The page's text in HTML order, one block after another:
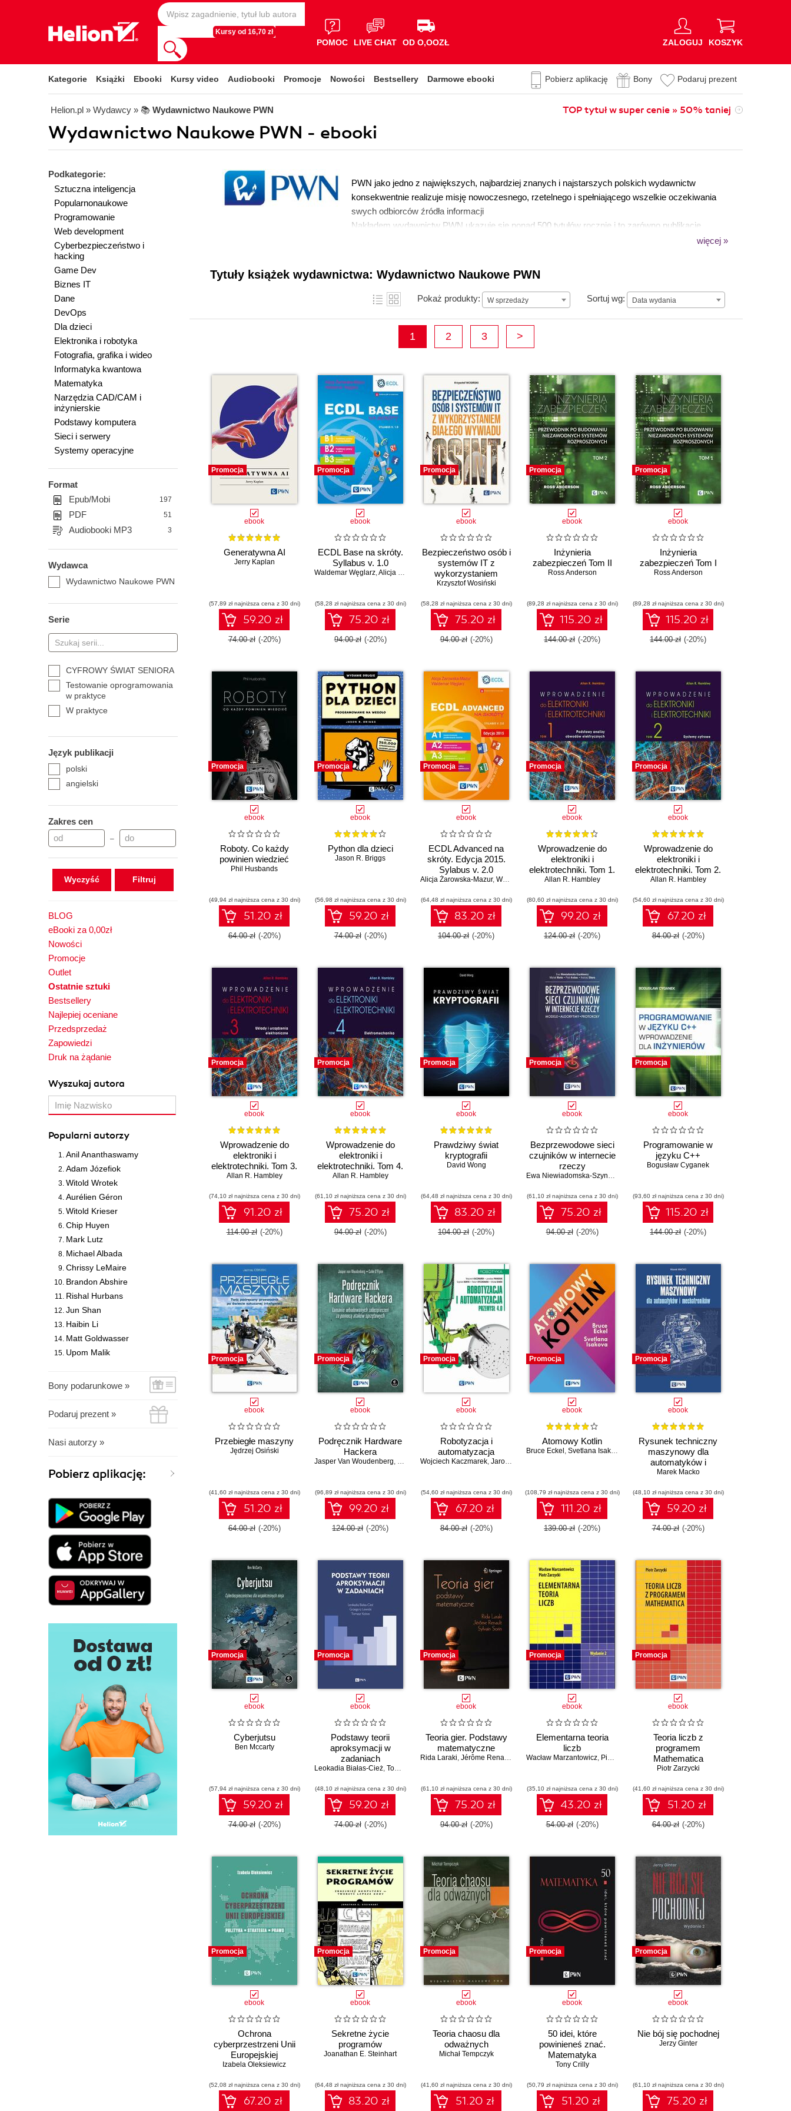
Kursy od 16,70 zł
POMOC LIVE CHAT OD O,OOZŁ ZALOGUJ KOSZYK
Kategorie Książki Ebooki Kursy video Audiobooki Promocje Nowości Bestsellery Darmowe ebooki Pobierz aplikację Bony Podaruj prezent
Helion.pl » Wydawcy » 📚 Wydawnictwo Naukowe PWN TOP tytuł w super cenie » 50% taniej
Wydawnictwo Naukowe PWN - ebooki
Podkategorie:
Sztuczna inteligencja
Popularnonaukowe
Programowanie
Web development
Cyberbezpieczeństwo i
hacking
Game Dev
Biznes IT
Dane
DevOps
Dla dzieci
Elektronika i robotyka
Fotografia, grafika i wideo
Informatyka kwantowa
Matematyka
Narzędzia CAD/CAM i
inżynierskie
Podstawy komputera
Sieci i serwery
Systemy operacyjne
Format
Epub/Mobi
197
PDF 51
Audiobooki MP3 3
Wydawca
Wydawnictwo Naukowe PWN
Serie
CYFROWY ŚWIAT SENIORA
Testowanie oprogramowania
w praktyce
W praktyce
Język publikacji
polski
angielski
Zakres cen
–
Wyczyść
BLOG
eBooki za 0,00zł
Nowości
Promocje
Outlet
Ostatnie sztuki
Bestsellery
Najlepiej oceniane
Przedsprzedaż
Zapowiedzi
Druk na żądanie
Wyszukaj autora
Popularni autorzy
Anil Ananthaswamy
Adam Józefiok
Witold Wrotek
Aurélien Géron
Witold Krieser
Chip Huyen
Mark Lutz
Michael Albada
Chrissy LeMaire
Brandon Abshire
Rishal Hurbans
Jun Shan
Haibin Li
Matt Goldwasser
Upom Malik
Bony podarunkowe »
Podaruj prezent »
Nasi autorzy »
Pobierz aplikację:
PWN jako jedno z największych, najbardziej znanych i najstarszych polskich wydawnictw
konsekwentnie realizuje misję nowoczesnego, rzetelnego i spełniającego wszelkie oczekiwania
swych odbiorców źródła informacji
Nakładem wydawnictw PWN ukazuje się ponad 500 tytułów rocznie i to zarówno publikacje
książkowe, jak również e-booki oraz produkty multimedialne. Wydawnictwa specjalizują się w
zarządzania, informatyki, psychologii i medycyny. Czytelnikom oferują zarówno pozycje bardzo
specjalistyczne, jak i publikacje o charakterze przekrojowym.
więcej »
Tytuły książek wydawnictwa: Wydawnictwo Naukowe PWN
Pokaż produkty: W sprzedaży Sortuj wg: Data wydania
Data wydania
1 2 3 >
Promocja
ebook
Generatywna AI
Jerry Kaplan
(57,89 zł najniższa cena z 30 dni)
59.20 zł
74.00 zł (-20%)
Promocja
ebook
ECDL Base na skróty.
Syllabus v. 1.0
Waldemar Węglarz,Alicja Żarowska-Mazur
(58,28 zł najniższa cena z 30 dni)
75.20 zł
94.00 zł (-20%)
Promocja
ebook
Bezpieczeństwo osób i
systemów IT z
wykorzystaniem
białego wywiadu
Krzysztof Wosiński
(58,28 zł najniższa cena z 30 dni)
75.20 zł
94.00 zł (-20%)
Promocja
ebook
Inżynieria
zabezpieczeń Tom II
Ross Anderson
(89,28 zł najniższa cena z 30 dni)
115.20 zł
144.00 zł (-20%)
Promocja
ebook
Inżynieria
zabezpieczeń Tom I
Ross Anderson
(89,28 zł najniższa cena z 30 dni)
115.20 zł
144.00 zł (-20%)
Promocja
ebook
Roboty. Co każdy
powinien wiedzieć
Phil Husbands
(49,94 zł najniższa cena z 30 dni)
51.20 zł
64.00 zł (-20%)
Promocja
ebook
Python dla dzieci
Jason R. Briggs
(56,98 zł najniższa cena z 30 dni)
59.20 zł
74.00 zł (-20%)
Promocja
ebook
ECDL Advanced na
skróty. Edycja 2015.
Sylabus v. 2.0
Alicja Żarowska-Mazur, Waldemar Węglarz
(64,48 zł najniższa cena z 30 dni)
83.20 zł
104.00 zł (-20%)
Promocja
ebook
Wprowadzenie do
elektroniki i
elektrotechniki. Tom 1.
Podstawy analizy
elektrycznych
Allan R. Hambley
(80,60 zł najniższa cena z 30 dni)
99.20 zł
124.00 zł (-20%)
Promocja
ebook
Wprowadzenie do
elektroniki i
elektrotechniki. Tom 2.
Systemy cyfrowe
Allan R. Hambley
(54,60 zł najniższa cena z 30 dni)
67.20 zł
84.00 zł (-20%)
Promocja
ebook
Wprowadzenie do
elektroniki i
elektrotechniki. Tom 3.
Układy i urządzenia
Allan R. Hambley
(74,10 zł najniższa cena z 30 dni)
91.20 zł
114.00 zł (-20%)
Promocja
ebook
Wprowadzenie do
elektroniki i
elektrotechniki. Tom 4.
Elektromechanika
Allan R. Hambley
(61,10 zł najniższa cena z 30 dni)
75.20 zł
94.00 zł (-20%)
Promocja
ebook
Prawdziwy świat
kryptografii
David Wong
(64,48 zł najniższa cena z 30 dni)
83.20 zł
104.00 zł (-20%)
Promocja
ebook
Bezprzewodowe sieci
czujników w internecie
rzeczy
Ewa Niewiadomska-Szynkiewicz
(61,10 zł najniższa cena z 30 dni)
75.20 zł
94.00 zł (-20%)
Promocja
ebook
Programowanie w
języku C++
Bogusław Cyganek
(93,60 zł najniższa cena z 30 dni)
115.20 zł
144.00 zł (-20%)
Promocja
ebook
Przebiegłe maszyny
Jędrzej Osiński
(41,60 zł najniższa cena z 30 dni)
51.20 zł
64.00 zł (-20%)
Promocja
ebook
Podręcznik Hardware
Hackera
Jasper Van Woudenberg, Colin O'Flynn
(96,89 zł najniższa cena z 30 dni)
99.20 zł
124.00 zł (-20%)
Promocja
ebook
Robotyzacja i
automatyzacja
Wojciech Kaczmarek, Jarosław Panasiuk
(54,60 zł najniższa cena z 30 dni)
67.20 zł
84.00 zł (-20%)
Promocja
ebook
Atomowy Kotlin
Bruce Eckel , Svetlana Isakova
(108,79 zł najniższa cena z 30 dni)
111.20 zł
139.00 zł (-20%)
Promocja
ebook
Rysunek techniczny
maszynowy dla
automatyków i
mechatroników
Marek Macko
(48,10 zł najniższa cena z 30 dni)
59.20 zł
74.00 zł (-20%)
Promocja
ebook
Cyberjutsu
Ben Mccarty
(57,94 zł najniższa cena z 30 dni)
59.20 zł
74.00 zł (-20%)
Promocja
ebook
Podstawy teorii
aproksymacji w
zadaniach
Leokadia Białas-Cież, Tomasz Kobos
(48,10 zł najniższa cena z 30 dni)
59.20 zł
74.00 zł (-20%)
Promocja
ebook
Teoria gier. Podstawy
matematyczne
Rida Laraki, Jérôme Renault Sylvain Sorin
(61,10 zł najniższa cena z 30 dni)
75.20 zł
94.00 zł (-20%)
Promocja
ebook
Elementarna teoria
liczb
Wacław Marzantowicz, Piotr Zarzycki
(35,10 zł najniższa cena z 30 dni)
43.20 zł
54.00 zł (-20%)
Promocja
ebook
Teoria liczb z
programem
Mathematica
Piotr Zarzycki
(41,60 zł najniższa cena z 30 dni)
51.20 zł
64.00 zł (-20%)
Promocja
ebook
Ochrona
cyberprzestrzeni Unii
Europejskiej
Izabela Oleksiewicz
(52,08 zł najniższa cena z 30 dni)
67.20 zł
Promocja
ebook
Sekretne życie
programów
Joanathan E. Steinhart
(64,48 zł najniższa cena z 30 dni)
83.20 zł
Promocja
ebook
Teoria chaosu dla
odważnych
Michał Tempczyk
(41,60 zł najniższa cena z 30 dni)
51.20 zł
Promocja
ebook
50 idei, które
powinieneś znać.
Matematyka
Tony Crilly
(50,79 zł najniższa cena z 30 dni)
51.20 zł
Promocja
ebook
Nie bój się pochodnej
Jerzy Ginter
(61,10 zł najniższa cena z 30 dni)
75.20 zł